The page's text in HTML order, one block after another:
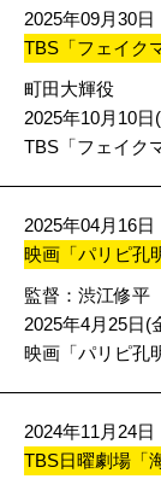
2025年09月30日
TBS「フェイク
町田大輝役
2025年10月10
TBS「フェイク
2025年04月16日
映画「パリピ孔
監督：渋江修平
2025年4月25日(
映画「パリピ孔
2024年11月24日
TBS日曜劇場「